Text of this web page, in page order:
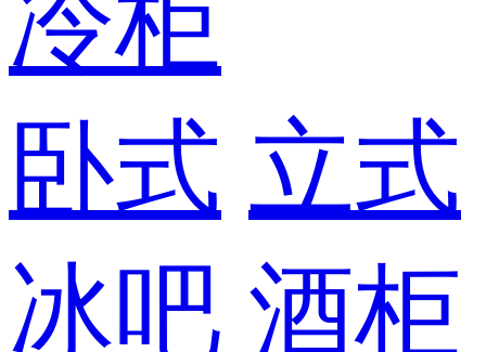
冷柜
卧式 立式
冰吧 酒柜